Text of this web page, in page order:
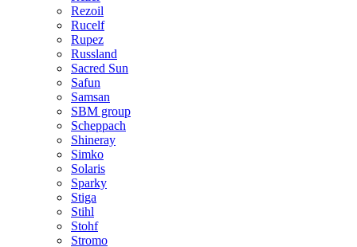
Rezoil
Rucelf
Rupez
Russland
Sacred Sun
Safun
Samsan
SBM group
Scheppach
Shineray
Simko
Solaris
Sparky
Stiga
Stihl
Stohf
Stromo